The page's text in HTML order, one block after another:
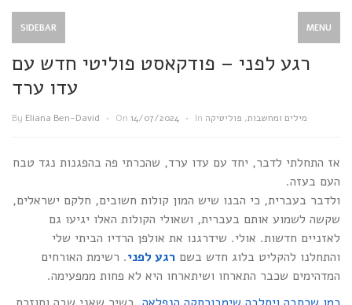
SIDEBAR MENU
רגע לפני – פודקאסט פוליטי חדש עם
עדו ערד
By Eliana Ben-David • On 14/07/2024 • In מילים ומחשבות, פוליטיקה
אז התחלתי לדבר, יחד עם עדו ערד, שהכרתי פה בהפגנות נגד טבח
העם בעזה.
ולדבר בעברית, כי הבנו שיש המון קולות חשובים, חלקם ישראלים,
שקשה לשמוע אותם בעברית, ושאולי הקולות האלו יגיעו גם
לאזניים חדשות. אולי. שידרגנו את אולפן הרדיו הביתי שלי
והתחלנו להקליט בלוג חדש בשם רגע לפני. רשימת האורחים
המדהימים שכבר התארחו ושיתארחו היא לא פחות ממפעימה.